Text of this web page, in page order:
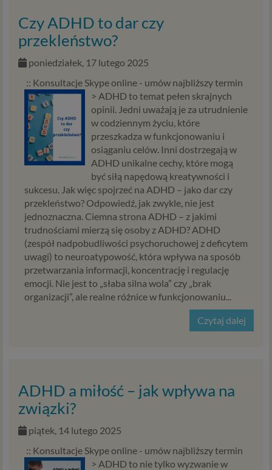
Czy ADHD to dar czy
przekleństwo?
poniedziałek, 17 lutego 2025
:: Konsultacje Skype online - umów najbliższy termin
> ADHD to temat pełen skrajnych
opinii. Jedni uważają je za utrudnienie
w codziennym życiu, które
przeszkadza w funkcjonowaniu i
osiąganiu celów. Inni dostrzegają w
ADHD unikalne cechy, które mogą
być siłą napędową kreatywności i
sukcesu. Jak więc spojrzeć na ADHD – jako dar czy
przekleństwo? Odpowiedź, jak zwykle, nie jest
jednoznaczna. Ciemna strona ADHD – z jakimi
trudnościami mierzą się osoby z ADHD? ADHD
(zespół nadpobudliwości psychoruchowej z deficytem
uwagi) to neuroatypowość, która wpływa na sposób
przetwarzania informacji, koncentrację i regulację
emocji. Nie jest to „słaba silna wola” czy „brak
organizacji”, ale realne różnice w funkcjonowaniu...
Czytaj dalej
ADHD a miłość – jak wpływa na
związki?
piątek, 14 lutego 2025
:: Konsultacje Skype online - umów najbliższy termin
> ADHD to nie tylko wyzwanie w